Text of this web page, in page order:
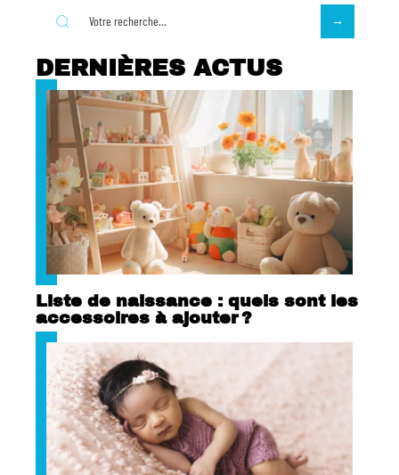
DERNIÈRES ACTUS
Liste de naissance : quels sont les
accessoires à ajouter ?